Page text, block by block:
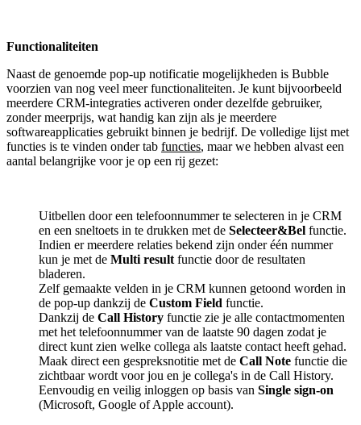
Functionaliteiten
Naast de genoemde pop-up notificatie mogelijkheden is Bubble
voorzien van nog veel meer functionaliteiten. Je kunt bijvoorbeeld
meerdere CRM-integraties activeren onder dezelfde gebruiker,
zonder meerprijs, wat handig kan zijn als je meerdere
softwareapplicaties gebruikt binnen je bedrijf. De volledige lijst met
functies is te vinden onder tab functies, maar we hebben alvast een
aantal belangrijke voor je op een rij gezet:
Uitbellen door een telefoonnummer te selecteren in je CRM
en een sneltoets in te drukken met de Selecteer&Bel functie.
Indien er meerdere relaties bekend zijn onder één nummer
kun je met de Multi result functie door de resultaten
bladeren.
Zelf gemaakte velden in je CRM kunnen getoond worden in
de pop-up dankzij de Custom Field functie.
Dankzij de Call History functie zie je alle contactmomenten
met het telefoonnummer van de laatste 90 dagen zodat je
direct kunt zien welke collega als laatste contact heeft gehad.
Maak direct een gespreksnotitie met de Call Note functie die
zichtbaar wordt voor jou en je collega's in de Call History.
Eenvoudig en veilig inloggen op basis van Single sign-on
(Microsoft, Google of Apple account).